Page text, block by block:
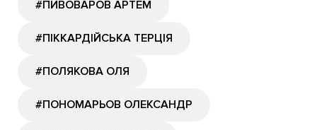
#ПИВОВАРОВ АРТЕМ
#ПІККАРДІЙСЬКА ТЕРЦІЯ
#ПОЛЯКОВА ОЛЯ
#ПОНОМАРЬОВ ОЛЕКСАНДР